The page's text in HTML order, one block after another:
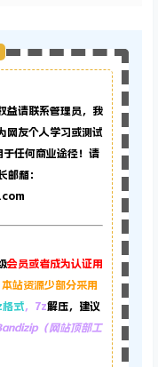
益请联系管理员， 我
网友个人学习或测试
任何商业途径！请
邮箱：
会员或者成为认证用
本站资源少部分采用
格式，7z解压，建议
（网站顶部工